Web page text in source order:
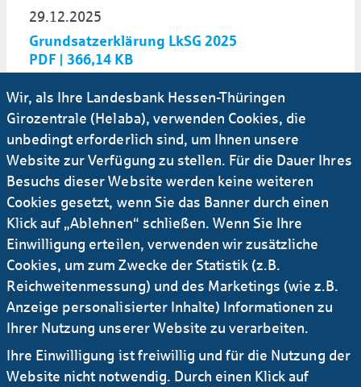
29.12.2025
Grundsatzerklärung LkSG 2025
PDF | 366,14 KB
09.04.2025
LkSG Bericht Geschäftsjahr 2024
PDF | 163,90 KB
27.08.2024
Supplier Code of Conduct
PDF | 274,23 KB
28.05.2024
LkSG Bericht Geschäftsjahr 2023
PDF | 163,86 KB
26.01.2023
Wir, als Ihre Landesbank Hessen-Thüringen
Girozentrale (Helaba), verwenden Cookies, die
unbedingt erforderlich sind, um Ihnen unsere
Website zur Verfügung zu stellen. Für die Dauer Ihres
Besuchs dieser Website werden keine weiteren
Cookies gesetzt, wenn Sie das Banner durch einen
Klick auf „Ablehnen“ schließen. Wenn Sie Ihre
Einwilligung erteilen, verwenden wir zusätzliche
Cookies, um zum Zwecke der Statistik (z.B.
Reichweitenmessung) und des Marketings (wie z.B.
Anzeige personalisierter Inhalte) Informationen zu
Ihrer Nutzung unserer Website zu verarbeiten.
Ihre Einwilligung ist freiwillig und für die Nutzung der
Website nicht notwendig. Durch einen Klick auf